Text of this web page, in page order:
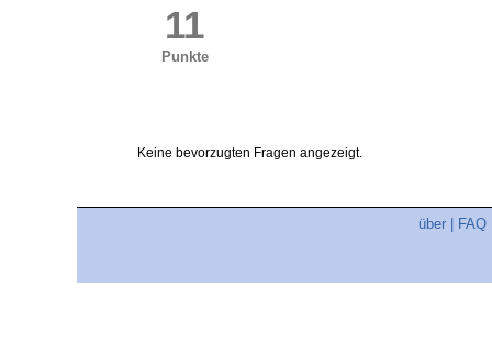
11
Punkte
Keine bevorzugten Fragen angezeigt.
über FAQ